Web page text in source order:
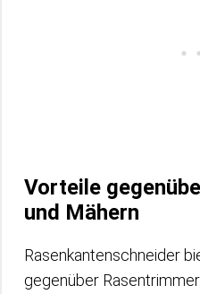
Vorteile
und Mähern
Rasenkantenschneider
gegenüber